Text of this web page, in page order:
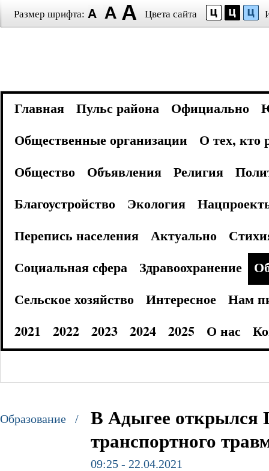
Размер шрифта: Цвета сайта
Главная Пульс района Официально
Общественные организации
О тех, кто
Общество
Объявления Религия
Благоустройство
Экология
Перепись населения
Актуально
Социальная сфера
Здравоохранение
Сельское хозяйство
Интересное
Нам
2021
2022 2023 2024 2025 О нас
Образование /
В Адыгее открылся
транспортного
09:25 - 22.04.2021